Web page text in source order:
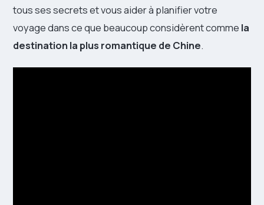
tous ses secrets et vous aider à planifier votre
voyage dans ce que beaucoup considèrent comme la
destination la plus romantique de Chine.